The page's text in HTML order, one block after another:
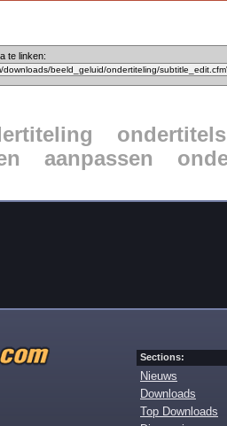
te linken:
ondertitels
aanpassen
Sections:
Nieuws
Downloads
Top Downloads